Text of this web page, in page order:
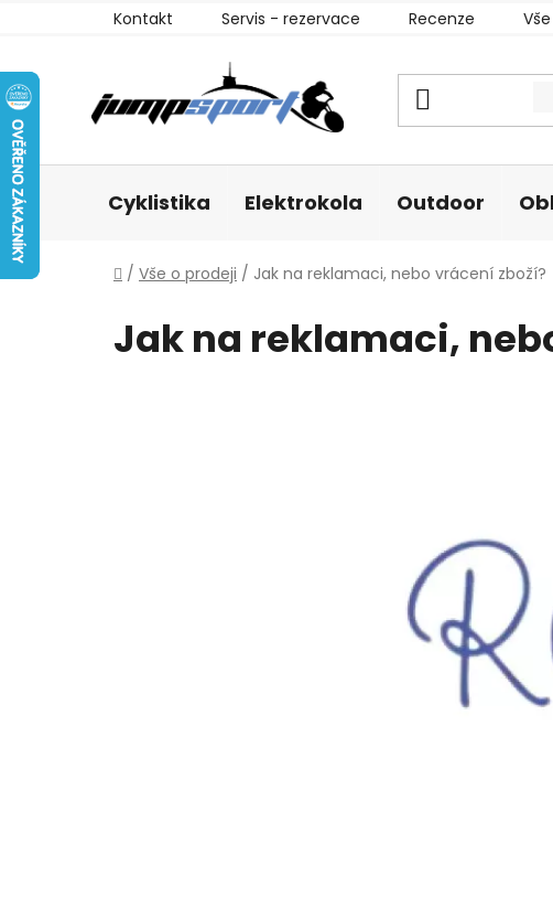
Kontakt Servis - rezervace Recenze
Cyklistika Elektrokola Outdoor
Domů
/ Vše o prodeji / Jak na reklamaci, nebo vrácení zboží?
Jak na reklamaci,